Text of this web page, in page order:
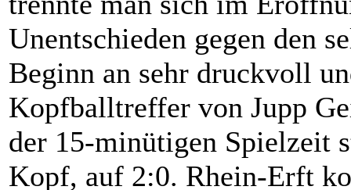
Unentschieden gegen den
Beginn an sehr druckvoll
Kopfballtreffer von Jupp
der 15-minütigen Spielzeit
Kopf, auf 2:0. Rhein-Erft